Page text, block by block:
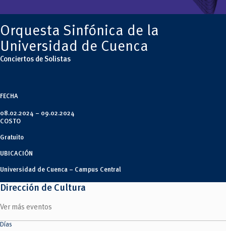
Posgrados
Salud
Sostenibilidad
Vinculación
Orquesta Sinfónica de la
Universidad de Cuenca
Conciertos de Solistas
FECHA
08.02.2024 – 09.02.2024
COSTO
Gratuito
UBICACIÓN
Universidad de Cuenca – Campus Central
Dirección de Cultura
Ver más eventos
Días